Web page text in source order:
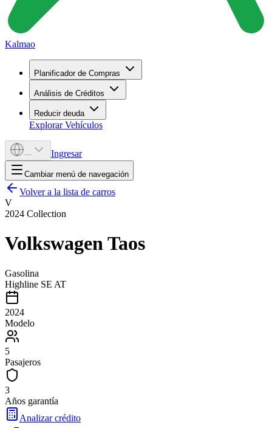
Kalmao
Planificador de Compras
Análisis de Créditos
Reducir deuda
Explorar Vehículos
--- Ingresar
Cambiar menú de navegación
Volver a la lista de carros
V
2024 Collection
VolkswagenTaos
Gasolina
Highline SE AT
2024
Modelo
5
Pasajeros
3
Años garantía
Analizar crédito